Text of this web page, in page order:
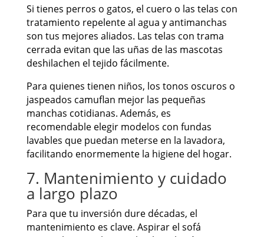
Si tienes perros o gatos, el cuero o las telas con
tratamiento repelente al agua y antimanchas
son tus mejores aliados. Las telas con trama
cerrada evitan que las uñas de las mascotas
deshilachen el tejido fácilmente.
Para quienes tienen niños, los tonos oscuros o
jaspeados camuflan mejor las pequeñas
manchas cotidianas. Además, es
recomendable elegir modelos con fundas
lavables que puedan meterse en la lavadora,
facilitando enormemente la higiene del hogar.
7. Mantenimiento y cuidado
a largo plazo
Para que tu inversión dure décadas, el
mantenimiento es clave. Aspirar el sofá